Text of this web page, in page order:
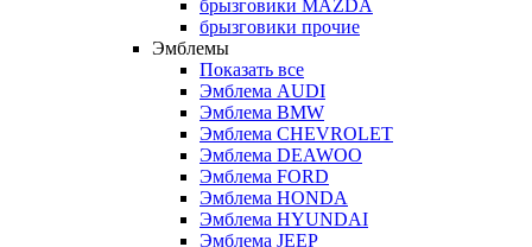
брызговики MAZDA
брызговики прочие
Эмблемы
Показать все
Эмблема AUDI
Эмблема BMW
Эмблема CHEVROLET
Эмблема DEAWOO
Эмблема FORD
Эмблема HONDA
Эмблема HYUNDAI
Эмблема JEEP